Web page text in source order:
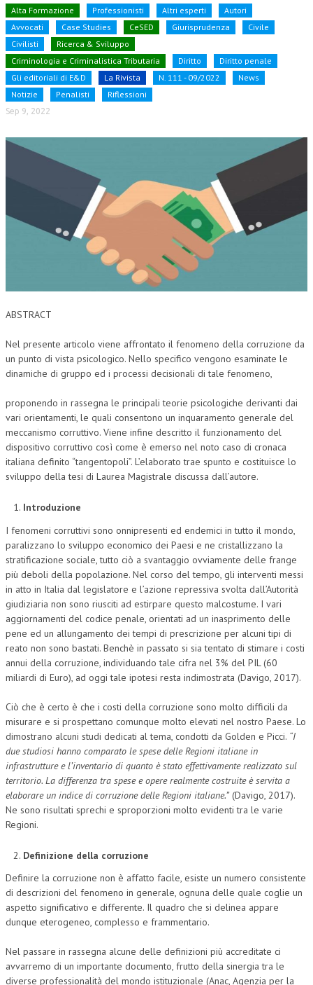
TRIBUTARIA
PENALE
NEWS
ARCHIVIO EVENTI (FINO AL 2022)
PUBBLICAZIONI
BOLLETTINO FINANZIAMENTI
DOCUMENTI
MANUALI E MONOGRAFIE
TESI DI LAUREA
MATERIALE DIDATTICO
INVITI E PROMOZIONI
Alta Formazione Professionisti Altri esperti
Autori
Avvocati
Case Studies CeSED Giurisprudenza
Civile
Civilisti
Ricerca & Sviluppo
Criminologia e Criminalistica Tributaria
Diritto
Diritto penale
Gli editoriali di E&D
La Rivista N. 111 - 09/2022
News
Notizie
Penalisti Riflessioni
Sep 9, 2022
ABSTRACT
Nel presente articolo viene affrontato il fenomeno della corruzione da
un punto di vista psicologico. Nello specifico vengono esaminate le
dinamiche di gruppo ed i processi decisionali di tale fenomeno,
proponendo in rassegna le principali teorie psicologiche derivanti dai
vari orientamenti, le quali consentono un inquaramento generale del
meccanismo corruttivo. Viene infine descritto il funzionamento del
dispositivo corruttivo così come è emerso nel noto caso di cronaca
italiana definito “tangentopoli”. L’elaborato trae spunto e costituisce lo
sviluppo della tesi di Laurea Magistrale discussa dall’autore.
Introduzione
I fenomeni corruttivi sono onnipresenti ed endemici in tutto il mondo,
paralizzano lo sviluppo economico dei Paesi e ne cristallizzano la
stratificazione sociale, tutto ciò a svantaggio ovviamente delle frange
più deboli della popolazione. Nel corso del tempo, gli interventi messi
in atto in Italia dal legislatore e l’azione repressiva svolta dall’Autorità
giudiziaria non sono riusciti ad estirpare questo malcostume. I vari
aggiornamenti del codice penale, orientati ad un inasprimento delle
pene ed un allungamento dei tempi di prescrizione per alcuni tipi di
reato non sono bastati. Benchè in passato si sia tentato di stimare i costi
annui della corruzione, individuando tale cifra nel 3% del PIL (60
miliardi di Euro), ad oggi tale ipotesi resta indimostrata (Davigo, 2017).
Ciò che è certo è che i costi della corruzione sono molto difficili da
misurare e si prospettano comunque molto elevati nel nostro Paese. Lo
dimostrano alcuni studi dedicati al tema, condotti da Golden e Picci. “I
due studiosi hanno comparato le spese delle Regioni italiane in
infrastrutture e l’inventario di quanto è stato effettivamente realizzato sul
territorio. La differenza tra spese e opere realmente costruite è servita a
elaborare un indice di corruzione delle Regioni italiane.”(Davigo, 2017).
Ne sono risultati sprechi e sproporzioni molto evidenti tra le varie
Regioni.
Definizione della corruzione
Definire la corruzione non è affatto facile, esiste un numero consistente
di descrizioni del fenomeno in generale, ognuna delle quale coglie un
aspetto significativo e differente. Il quadro che si delinea appare
dunque eterogeneo, complesso e frammentario.
Nel passare in rassegna alcune delle definizioni più accreditate ci
avvarremo di un importante documento, frutto della sinergia tra le
diverse professionalità del mondo istituzionale (Anac, Agenzia per la